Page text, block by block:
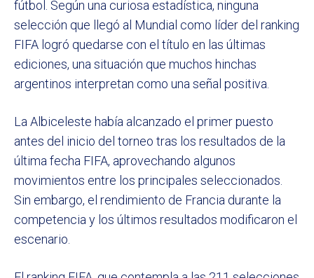
fútbol. Según una curiosa estadística, ninguna
selección que llegó al Mundial como líder del ranking
FIFA logró quedarse con el título en las últimas
ediciones, una situación que muchos hinchas
argentinos interpretan como una señal positiva.
La Albiceleste había alcanzado el primer puesto
antes del inicio del torneo tras los resultados de la
última fecha FIFA, aprovechando algunos
movimientos entre los principales seleccionados.
Sin embargo, el rendimiento de Francia durante la
competencia y los últimos resultados modificaron el
escenario.